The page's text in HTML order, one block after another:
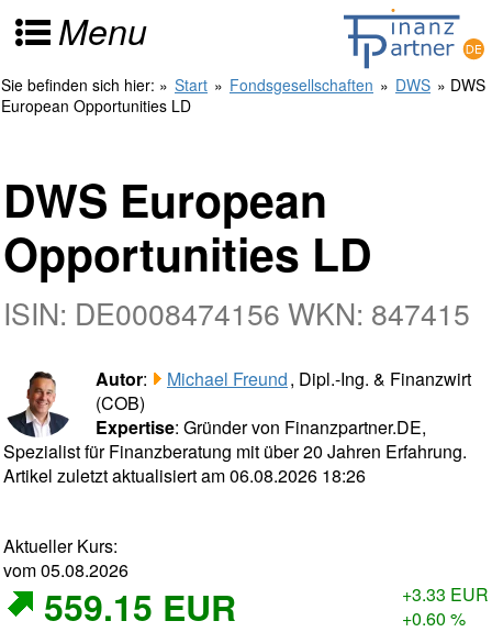
Menu
Sie befinden sich hier: » Start » Fondsgesellschaften » DWS » DWS
European Opportunities LD
DWS European
Opportunities LD
ISIN: DE0008474156 WKN: 847415
Autor: Michael Freund, Dipl.-Ing. & Finanzwirt
(COB)
Expertise: Gründer von Finanzpartner.DE,
Spezialist für Finanzberatung mit über 20 Jahren Erfahrung.
Artikel zuletzt aktualisiert am 06.08.2026 18:26
Aktueller Kurs:
vom 05.08.2026
559.15 EUR
+3.33 EUR
+0.60 %